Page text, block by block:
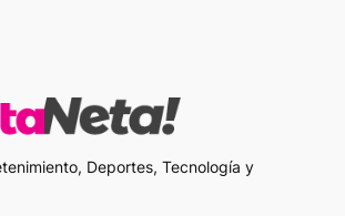
Deportes, Tecnología y